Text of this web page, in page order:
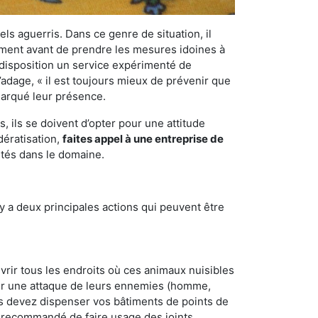
aguerris. Dans ce genre de situation, il
avant de prendre les mesures idoines à
un service expérimenté de
« il est toujours mieux de prévenir que
leur présence.
ils se doivent d’opter pour une attitude
faites appel à une entreprise de
dans le domaine.
deux principales actions qui peuvent être
tous les endroits où ces animaux nuisibles
attaque de leurs ennemies (homme,
dispenser vos bâtiments de points de